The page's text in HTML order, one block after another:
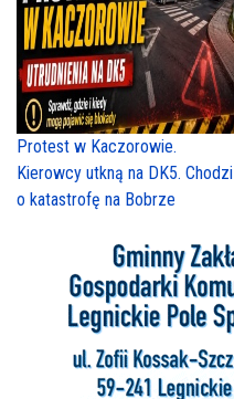
Protest w Kaczorowie.
Kierowcy utkną na DK5. Chodzi
o katastrofę na Bobrze